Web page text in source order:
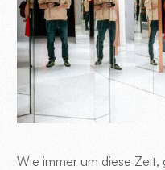
Wie immer um diese